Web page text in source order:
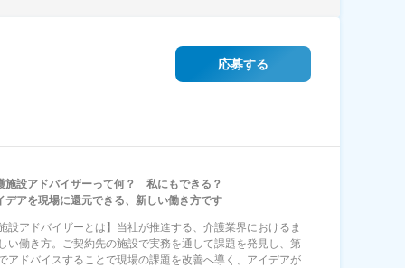
応募する
施設アドバイザーって何？ 私にもできる？
デアを現場に還元できる、新しい働き方です
設アドバイザーとは】当社が推進する、介護業界におけるま
い働き方。ご契約先の施設で実務を通して課題を発見し、第
アドバイスすることで現場の課題を改善へ導く、アイデアが